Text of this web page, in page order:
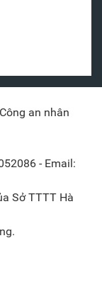
an nhân
- Email:
Sở TTTT Hà